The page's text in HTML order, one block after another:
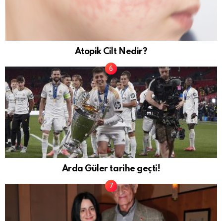
Atopik Cilt Nedir?
Arda Güler tarihe geçti!